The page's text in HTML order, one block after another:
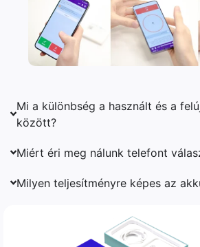
Mi a különbség a használt és a
között?
Miért éri meg nálunk telefont
Milyen teljesítményre képes az